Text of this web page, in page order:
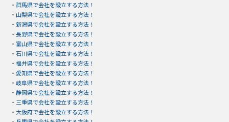
・ 群馬県で会社を設立する方法！
・ 山梨県で会社を設立する方法！
・ 新潟県で会社を設立する方法！
・ 長野県で会社を設立する方法！
・ 富山県で会社を設立する方法！
・ 石川県で会社を設立する方法！
・ 福井県で会社を設立する方法！
・ 愛知県で会社を設立する方法！
・ 岐阜県で会社を設立する方法！
・ 静岡県で会社を設立する方法！
・ 三重県で会社を設立する方法！
・ 大阪府で会社を設立する方法！